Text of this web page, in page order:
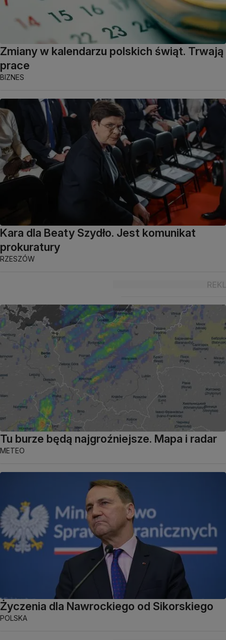
Zmiany w kalendarzu polskich świąt. Trwają
prace
BIZNES
Kara dla Beaty Szydło. Jest komunikat
prokuratury
RZESZÓW
Tu burze będą najgroźniejsze. Mapa i radar
METEO
Życzenia dla Nawrockiego od Sikorskiego
POLSKA